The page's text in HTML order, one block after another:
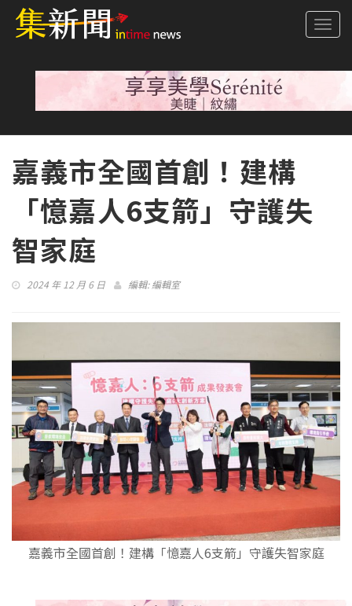
嘉義市全國首創！建構
「憶嘉人6支箭」守護失
智家庭
2024 年 12 月 6 日 編輯:編輯室
嘉義市全國首創！建構「憶嘉人6支箭」守護失智家庭